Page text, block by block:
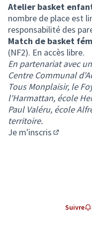
(Lien externe)
Atelier basket
nombre de place est
responsabilité des
Match de basket
(NF2). En accès libre.
En partenariat avec
Centre Communal
Tous Monplaisir, le
l'Harmattan, école
Paul Valéru, école
territoire.
Je m'inscris
Suivre